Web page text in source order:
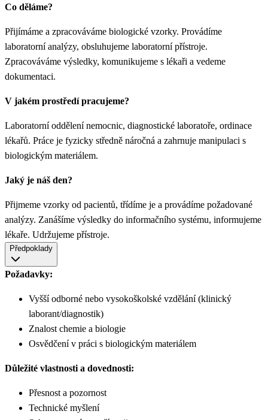
Co děláme?
Přijímáme a zpracováváme biologické vzorky. Provádíme
laboratorní analýzy, obsluhujeme laboratorní přístroje.
Zpracováváme výsledky, komunikujeme s lékaři a vedeme
dokumentaci.
V jakém prostředí pracujeme?
Laboratorní oddělení nemocnic, diagnostické laboratoře, ordinace
lékařů. Práce je fyzicky středně náročná a zahrnuje manipulaci s
biologickým materiálem.
Jaký je náš den?
Přijmeme vzorky od pacientů, třídíme je a provádíme požadované
analýzy. Zanášíme výsledky do informačního systému, informujeme
lékaře. Udržujeme přístroje.
Předpoklady
Požadavky:
Vyšší odborné nebo vysokoškolské vzdělání (klinický
laborant/diagnostik)
Znalost chemie a biologie
Osvědčení v práci s biologickým materiálem
Důležité vlastnosti a dovednosti:
Přesnost a pozornost
Technické myšlení